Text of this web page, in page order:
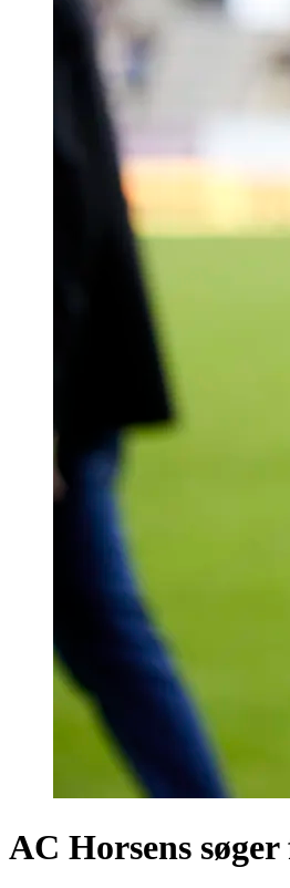
AC Horsens